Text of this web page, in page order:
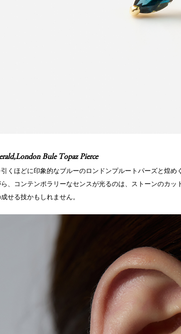
Bule Topaz Pierce
引くほどに印象的なブルーのロンドンプルートパーズと煌
、コンテンポラリーなセンスが光るのは、ストーンのカ
せる技かもしれません。